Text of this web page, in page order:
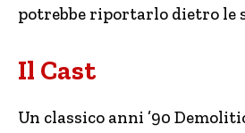
potrebbe riportarlo dietro le
Il Cast
Un classico anni ’90